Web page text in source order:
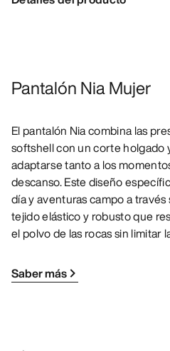
Pantalón Nia Mujer
El pantalón Nia combina las
softshell con un corte holgado
adaptarse tanto a los
descanso. Este diseño
día y aventuras campo a
tejido elástico y robusto que
el polvo de las rocas sin limitar
Saber más